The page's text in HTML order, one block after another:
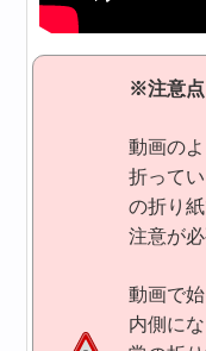
※注意点
動画の
折って
の折り
注意が必
動画で
内側に